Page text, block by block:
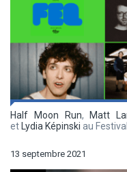
Half Moon Run, Matt
et Lydia Képinski au
13 septembre 2021